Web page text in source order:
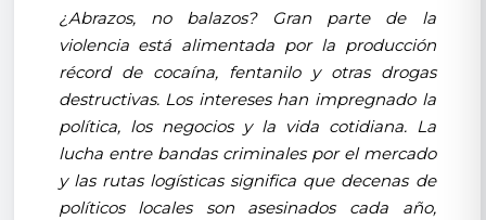
¿Abrazos, no balazos? Gran parte de la
violencia está alimentada por la producción
récord de cocaína, fentanilo y otras drogas
destructivas. Los intereses han impregnado la
política, los negocios y la vida cotidiana. La
lucha entre bandas criminales por el mercado
y las rutas logísticas significa que decenas de
políticos locales son asesinados cada año,